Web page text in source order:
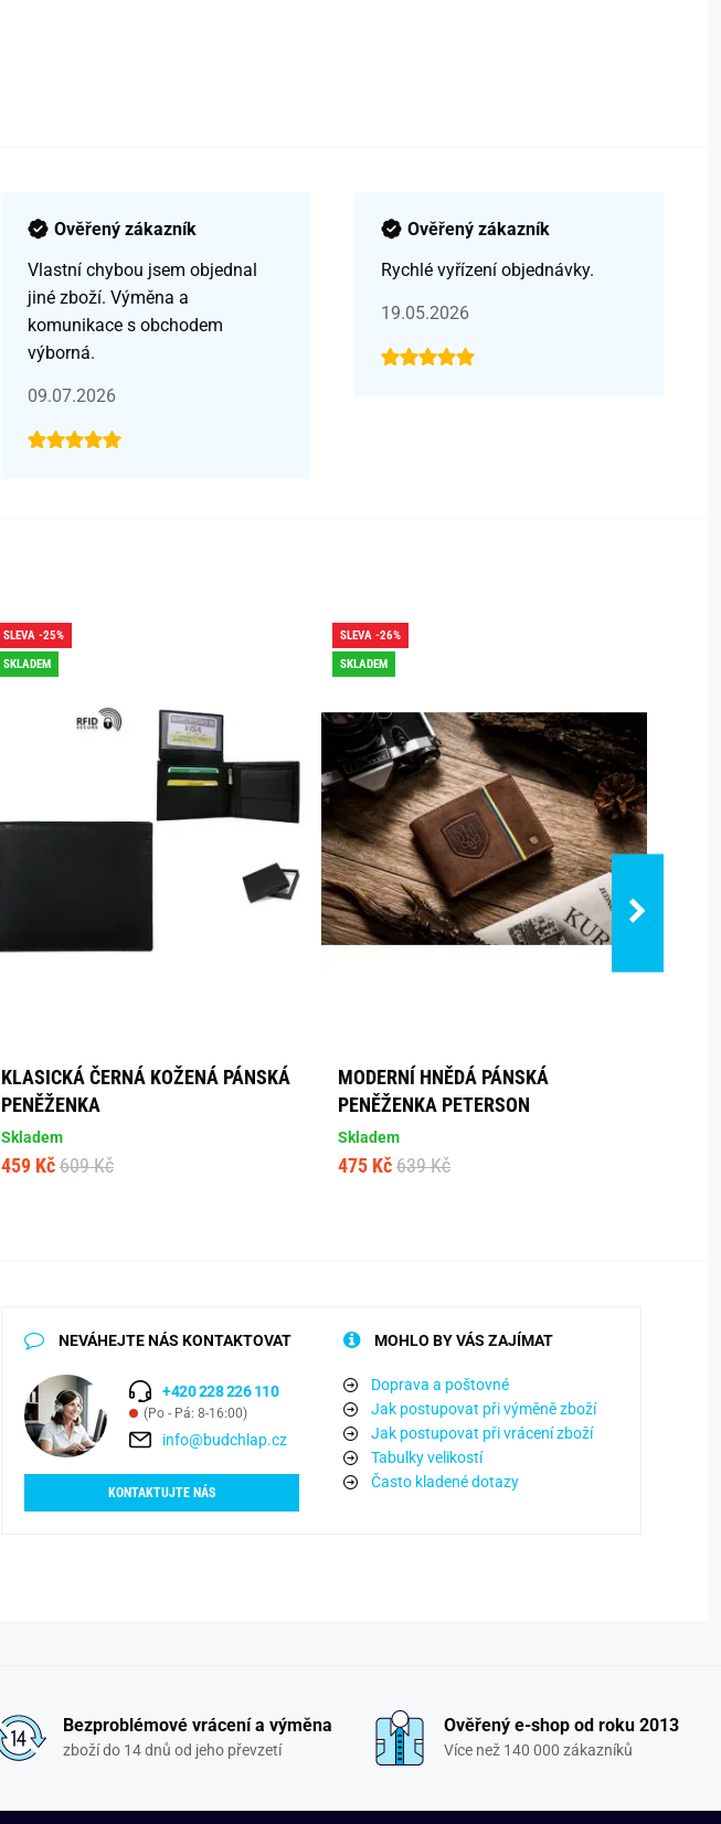
Ověřený zákazník
Vlastní chybou jsem objednal
jiné zboží. Výměna a
komunikace s obchodem
výborná.
09.07.2026
Ověřený zákazník
Rychlé vyřízení objednávky.
19.05.2026
SLEVA -25%
SKLADEM
KLASICKÁ ČERNÁ KOŽENÁ PÁNSKÁ
PENĚŽENKA
Skladem
459 Kč 609 Kč
SLEVA -26%
SKLADEM
MODERNÍ HNĚDÁ PÁNSKÁ
PENĚŽENKA PETERSON
Skladem
475 Kč 639 Kč
NEVÁHEJTE NÁS KONTAKTOVAT
+420 228 226 110
(Po - Pá: 8-16:00)
info@budchlap.cz
KONTAKTUJTE NÁS
MOHLO BY VÁS ZAJÍMAT
Doprava a poštovné
Jak postupovat při výměně zboží
Jak postupovat při vrácení zboží
Tabulky velikostí
Často kladené dotazy
Bezproblémové vrácení a výměna
zboží do 14 dnů od jeho převzetí
Ověřený e-shop od roku 2013
Více než 140 000 zákazníků